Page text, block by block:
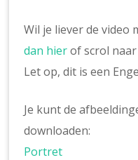
Wil je liever de video
dan hierof scrol
Let op, dit is een
Je kunt de
downloaden:
Portret